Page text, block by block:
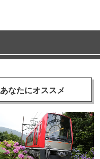
あなたにオススメ